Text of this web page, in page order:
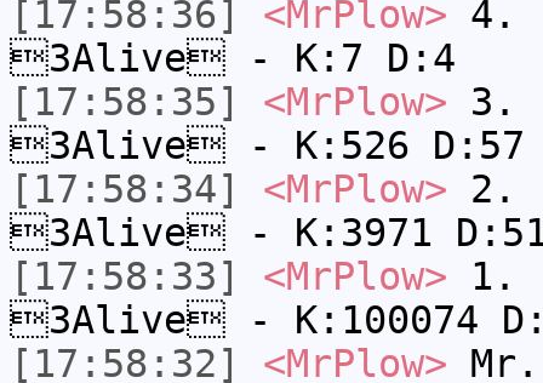
[17:58:36]
<MrPlow> 4.
3Alive - K:7 D:4
[17:58:35]
<MrPlow> 3.
3Alive - K:526 D:57
[17:58:34]
<MrPlow> 2.
3Alive - K:3971
[17:58:33]
<MrPlow> 1.
3Alive - K:100074
[17:58:32]
<MrPlow>